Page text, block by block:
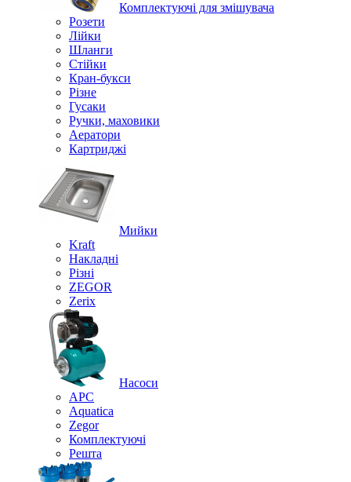
Комплектуючі для змішувача
Розети
Лійки
Шланги
Стійки
Кран-букси
Різне
Гусаки
Ручки, маховики
Аератори
Картриджі
Мийки
Kraft
Накладні
Різні
ZEGOR
Zerix
Насоси
APC
Aquatica
Zegor
Комплектуючі
Решта